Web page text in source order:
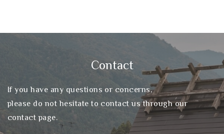
Contact
If you have any questions or concerns,
please do not hesitate to contact us through our
contact page.